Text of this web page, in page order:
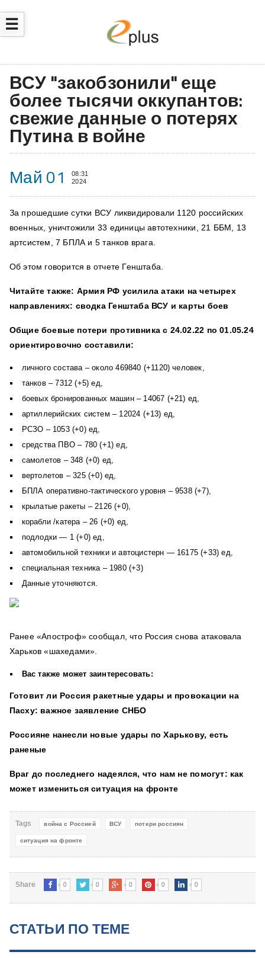
☰
ВСУ "закобзонили" еще
более тысячи оккупантов:
свежие данные о потерях
Путина в войне
Май 01
08:31
2024
За прошедшие сутки ВСУ ликвидировали 1120 российских
военных, уничтожили 33 единицы автотехники, 21 ББМ, 13
артсистем, 7 БПЛА и 5 танков врага.
Об этом говорится в отчете Генштаба.
Читайте также: Армия РФ усилила атаки на четырех
направлениях: сводка Генштаба ВСУ и карты боев
Общие боевые потери противника с 24.02.22 по 01.05.24
ориентировочно составили:
личного состава – около 469840 (+1120) человек,
танков ‒ 7312 (+5) ед,
боевых бронированных машин ‒ 14067 (+21) ед,
артиллерийских систем – 12024 (+13) ед,
РСЗО – 1053 (+0) ед,
средства ПВО ‒ 780 (+1) ед,
самолетов – 348 (+0) ед,
вертолетов – 325 (+0) ед,
БПЛА оперативно-тактического уровня – 9538 (+7),
крылатые ракеты ‒ 2126 (+0),
корабли /катера ‒ 26 (+0) ед,
подлодки — 1 (+0) ед,
автомобильной техники и автоцистерн — 16175 (+33) ед,
специальная техника ‒ 1980 (+3)
Данные уточняются.
Ранее «Апостроф» сообщал, что Россия снова атаковала
Харьков «шахедами».
Вас также может заинтересовать:
Готовит ли Россия ракетные удары и провокации на
Пасху: важное заявление СНБО
Россияне нанесли новые удары по Харькову, есть
раненые
Враг до последнего надеялся, что нам не помогут: как
может измениться ситуация на фронте
Tags война с Россией ВСУ потери россиян
ситуация на фронте
Share 0 0 0 0 0
СТАТЬИ ПО ТЕМЕ